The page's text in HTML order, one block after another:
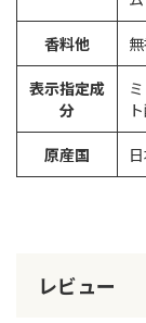
香料他
表示指定成
分
原産国
レビュー